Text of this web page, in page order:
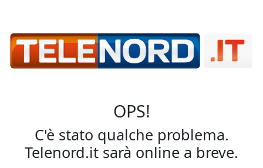
OPS!
C'è stato qualche problema.
Telenord.it sarà online a breve.